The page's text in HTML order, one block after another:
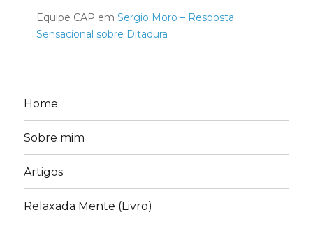
Equipe CAP em Sergio Moro – Resposta
Sensacional sobre Ditadura
Home
Sobre mim
Artigos
Relaxada Mente (Livro)